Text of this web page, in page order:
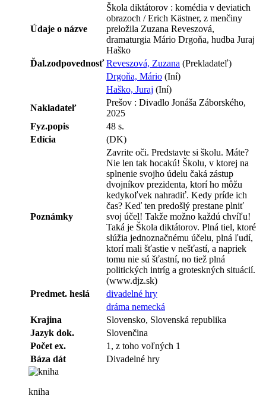
Údaje o názve
Škola diktátorov : komédia v deviatich
obrazoch / Erich Kästner, z menčiny
preložila Zuzana Reveszová,
dramaturgia Mário Drgoňa, hudba Juraj
Haško
Ďal.zodpovednosť Reveszová, Zuzana (Prekladateľ)
Drgoňa, Mário (Iní)
Haško, Juraj (Iní)
Nakladateľ
Prešov : Divadlo Jonáša Záborského,
2025
Fyz.popis
48 s.
Edícia
(DK)
Poznámky
Zavrite oči. Predstavte si školu. Máte?
Nie len tak hocakú! Školu, v ktorej na
splnenie svojho údelu čaká zástup
dvojníkov prezidenta, ktorí ho môžu
kedykoľvek nahradiť. Kedy príde ich
čas? Keď ten predošlý prestane plniť
svoj účel! Takže možno každú chvíľu!
Taká je Škola diktátorov. Plná tiel, ktoré
slúžia jednoznačnému účelu, plná ľudí,
ktorí mali šťastie v nešťastí, a napriek
tomu nie sú šťastní, no tiež plná
politických intríg a groteskných situácií.
(www.djz.sk)
Predmet. heslá
divadelné hry
dráma nemecká
Krajina
Slovensko, Slovenská republika
Jazyk dok.
Slovenčina
Počet ex.
1, z toho voľných 1
Báza dát
Divadelné hry
kniha